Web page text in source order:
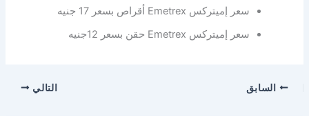
سعر إميتركس Emetrex أقراص بسعر 17 جنيه
سعر إميتركس Emetrex حقن بسعر 12جنيه
السابق التالي